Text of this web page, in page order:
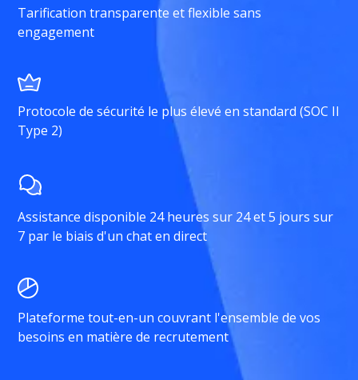
Tarification transparente et flexible sans
engagement
Protocole de sécurité le plus élevé en standard (SOC II
Type 2)
Assistance disponible 24 heures sur 24 et 5 jours sur
7 par le biais d'un chat en direct
Plateforme tout-en-un couvrant l'ensemble de vos
besoins en matière de recrutement